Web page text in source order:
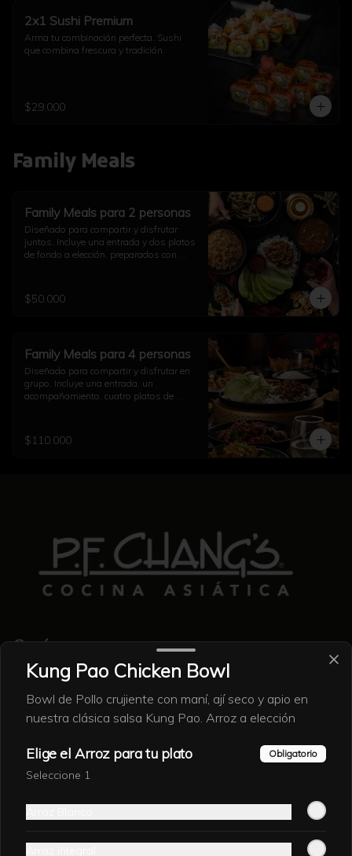
2x1 Sushi Premium
Arma tu combinación perfecta. Sushi
que combina frescura y tradición.
$29.000
Family Meals
Family Meals para 2 personas
Diseñado para compartir y disfrutar
juntos. Incluye una entrada y dos platos
de fondo a elección, preparados con
referencial)
$50.000
Family Meals para 4 personas
Diseñado para compartir y disfrutar en
grupo. Incluye una entrada, un
acompañamiento, cuatro platos de
asiático. Ideal para una comida
completa con familia y amigos (imagen
$110.000
Conócenos
Contacto
Nosotros
Locales
Eventos
Encuesta
Redes sociales
Kung Pao Chicken Bowl
Bowl de Pollo crujiente con maní, ají seco y apio en
nuestra clásica salsa Kung Pao. Arroz a elección
Elige el Arroz para tu plato Obligatorio
Seleccione 1